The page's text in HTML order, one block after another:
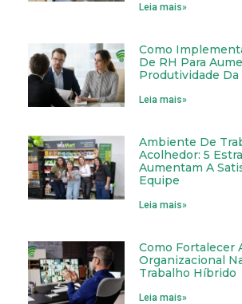
Leia mais»
Como
De RH Para
Produtividade Da
Leia mais»
Ambiente De
Acolhedor: 5
Aumentam A
Equipe
Leia mais»
Como Fortalecer
Organizacional
Trabalho Híbrido
Leia mais»